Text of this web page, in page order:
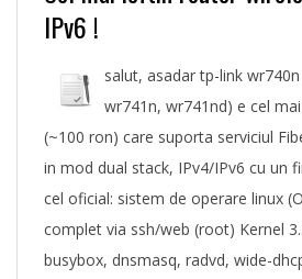
IPv6 !
salut, asadar tp-link
wr741n, wr741nd) e cel
(~100 ron) care suporta serviciul
in mod dual stack, IPv4/IPv6 cu un
cel oficial: sistem de operare linux
complet via ssh/web (root) Kernel
busybox, dnsmasq, radvd, wide-